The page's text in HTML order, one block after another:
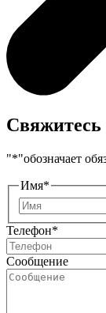
Свяжитесь
"*"обозначает
Имя*
Телефон*
Сообщение